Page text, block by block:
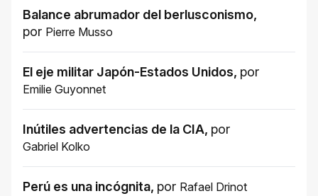
Balance abrumador del berlusconismo,
por Pierre Musso
El eje militar Japón-Estados Unidos, por
Emilie Guyonnet
Inútiles advertencias de la CIA, por
Gabriel Kolko
Perú es una incógnita, por Rafael Drinot